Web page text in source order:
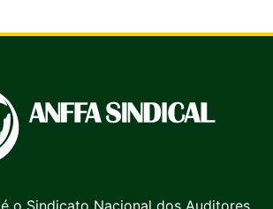
é o Sindicato Nacional dos Auditores